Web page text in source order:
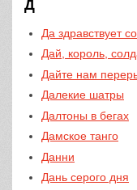
Д
Да здравствует
Дай, король,
Дайте нам
Далекие шатры
Далтоны в бегах
Дамское танго
Данни
Дань серого дня